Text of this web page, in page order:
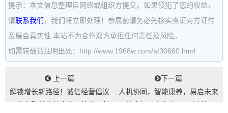
提示：本文信息整理自网络或组织方提交。如果侵犯了您的权益，
请联系我们 ，我们将立即处理！参展前请务必先核实查证对方证件
及展会真实性,本站不为合作双方承担任何责任及风险。
如需转载请注明出处：http://www.1968w.com/a/30660.html
上一篇
解锁增长新路径！诚信经营倡议
下一篇
人机协同，智能康养，易启未来